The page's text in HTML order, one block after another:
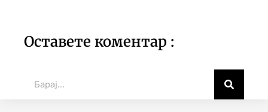
Оставете коментар :